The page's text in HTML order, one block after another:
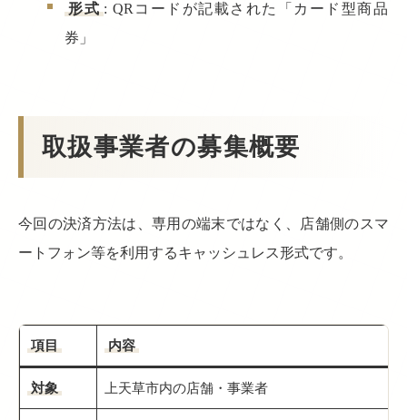
形式 : QRコードが記載された「カード型商品
券」
取扱事業者の募集概要
今回の決済方法は、専用の端末ではなく、店舗側のスマ
ートフォン等を利用するキャッシュレス形式です。
項目 内容
対象 上天草市内の店舗・事業者